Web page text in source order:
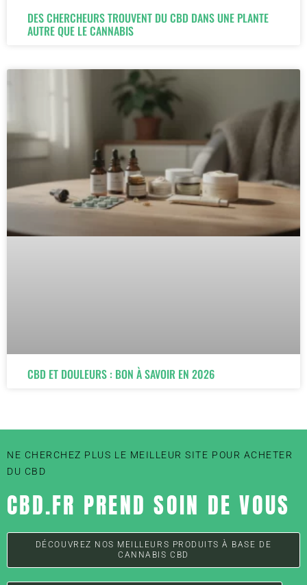
DES CHERCHEURS TROUVENT DU CBD DANS UNE PLANTE
AUTRE QUE LE CANNABIS
CBD ET DOULEURS : BON À SAVOIR EN 2026
NE CHERCHEZ PLUS LE MEILLEUR SITE POUR ACHETER
DU CBD
CBD.FR PREND SOIN DE VOUS
DÉCOUVREZ NOS MEILLEURS PRODUITS À BASE DE
CANNABIS CBD